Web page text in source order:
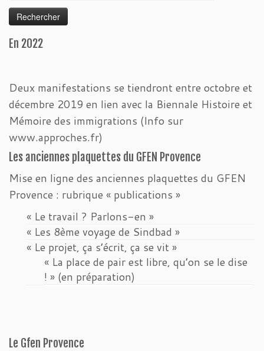
En 2022
Deux manifestations se tiendront entre octobre et
décembre 2019 en lien avec la Biennale Histoire et
Mémoire des immigrations (Info sur
www.approches.fr)
Les anciennes plaquettes du GFEN Provence
Mise en ligne des anciennes plaquettes du GFEN
Provence : rubrique « publications »
« Le travail ? Parlons-en »
« Les 8ème voyage de Sindbad »
« Le projet, ça s’écrit, ça se vit »
« La place de pair est libre, qu’on se le dise
! » (en préparation)
Le Gfen Provence